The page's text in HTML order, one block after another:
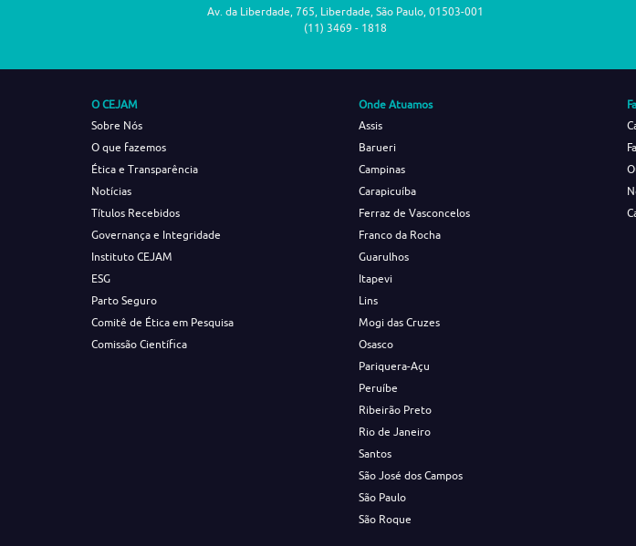
Av. da Liberdade, 765, Liberdade, São Paulo, 01503-001
(11) 3469 - 1818
O CEJAM
Sobre Nós
O que fazemos
Ética e Transparência
Notícias
Títulos Recebidos
Governança e Integridade
Instituto CEJAM
ESG
Parto Seguro
Comitê de Ética em Pesquisa
Comissão Científica
Onde Atuamos
Assis
Barueri
Campinas
Carapicuíba
Ferraz de Vasconcelos
Franco da Rocha
Guarulhos
Itapevi
Lins
Mogi das Cruzes
Osasco
Pariquera-Açu
Peruíbe
Ribeirão Preto
Rio de Janeiro
Santos
São José dos Campos
São Paulo
São Roque